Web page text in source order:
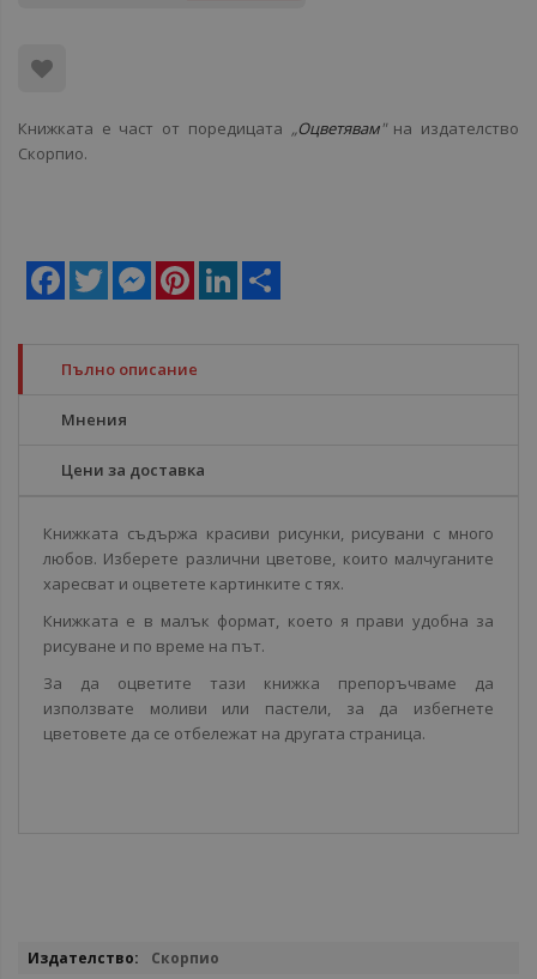
Книжката е част от поредицата „Оцветявам"на издателство
Скорпио.
Facebook
Twitter MessengerPinterestLinkedIn
Пълно описание
Мнения
Цени за доставка
Книжката съдържа красиви рисунки, рисувани с много
любов. Изберете различни цветове, които малчуганите
харесват и оцветете картинките с тях.
Книжката е в малък формат, което я прави удобна за
рисуване и по време на път.
За да оцветите тази книжка препоръчваме да
използвате моливи или пастели, за да избегнете
цветовете да се отбележат на другата страница.
Повече
Скорпио